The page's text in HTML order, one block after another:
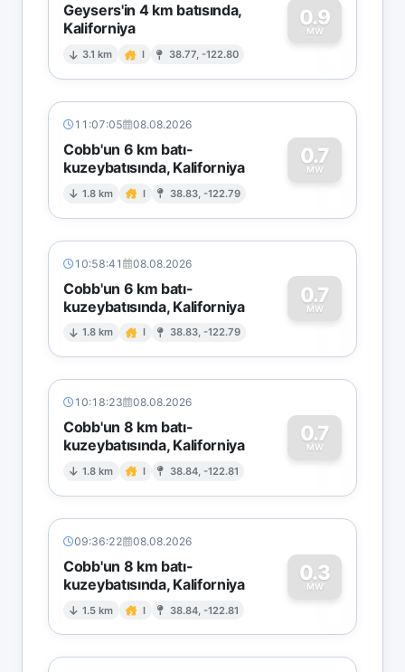
Geysers'in 4 km batısında,
Kaliforniya
3.1 km I 38.77, -122.80
0.9
MW
0
11:07:05 08.08.2026
Cobb'un 6 km batı-
kuzeybatısında, Kaliforniya
1.8 km I 38.83, -122.79
0.7
MW
0
10:58:41 08.08.2026
Cobb'un 6 km batı-
kuzeybatısında, Kaliforniya
1.8 km I 38.83, -122.79
0.7
MW
0
10:18:23 08.08.2026
Cobb'un 8 km batı-
kuzeybatısında, Kaliforniya
1.8 km I 38.84, -122.81
0.7
MW
0
09:36:22 08.08.2026
Cobb'un 8 km batı-
kuzeybatısında, Kaliforniya
1.5 km I 38.84, -122.81
0.3
MW
0